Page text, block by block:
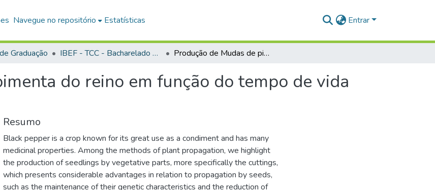
Navegue no repositório Estatísticas Entrar
Graduação IBEF - TCC - Bacharelado em Agronomia Produção de Mudas de pimenta do reino em função do tempo de vida das estacas
do reino em função do tempo de vida
Resumo
Black pepper is a crop known for its great use as a condiment and has many
medicinal properties. Among the methods of plant propagation, we highlight
the production of seedlings by vegetative parts, more specifically the cuttings,
which presents considerable advantages in relation to propagation by seeds,
such as the maintenance of their genetic characteristics and the reduction of